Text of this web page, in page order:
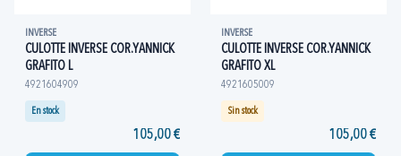
INVERSE
CULOTTE INVERSE COR.YANNICK
GRAFITO L
4921604909
En stock
105,00 €
INVERSE
CULOTTE INVERSE COR.YANNICK
GRAFITO XL
4921605009
Sin stock
105,00 €